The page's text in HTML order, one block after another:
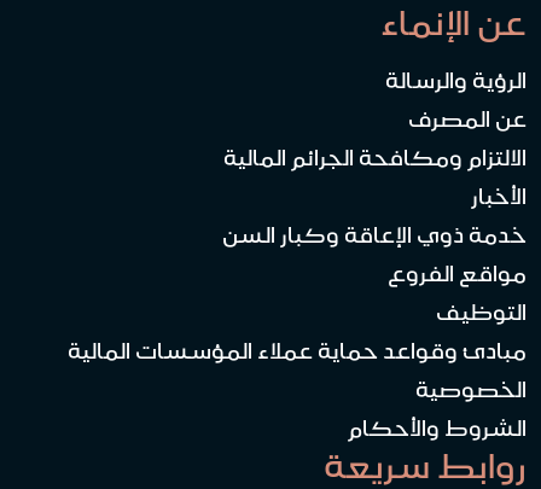
عن الإنماء
الرؤية والرسالة
عن المصرف
الالتزام ومكافحة الجرائم المالية
الأخبار
خدمة ذوي الإعاقة وكبار السن
مواقع الفروع
التوظيف
مبادئ وقواعد حماية عملاء المؤسسات المالية
الخصوصية
الشروط والأحكام
روابط سريعة